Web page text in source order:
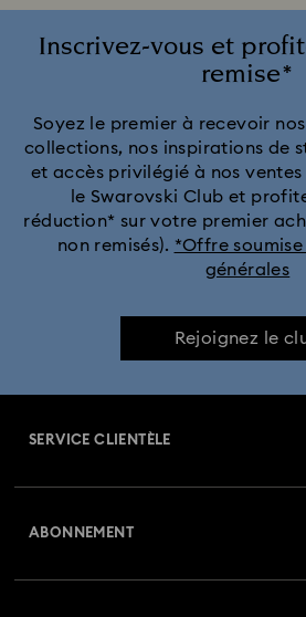
Inscrivez-vous et
remise*
Soyez le premier à recevoir
collections, nos inspirations de
et accès privilégié à nos ventes
le Swarovski Club et
réduction* sur votre premier
non remisés). *Offre
générales
Rejoignez le
SERVICE CLIENTÈLE
ABONNEMENT